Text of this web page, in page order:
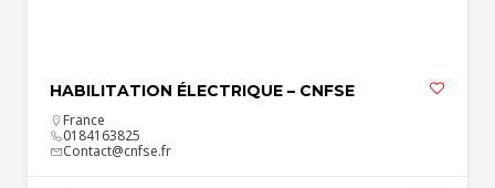
HABILITATION ÉLECTRIQUE – CNFSE
France
0184163825
Contact@cnfse.fr